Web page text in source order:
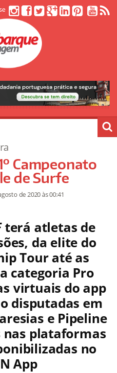
Campeonato
de Surfe
de 2020às 00:41
terá atletas de
da elite do
Tour até as
categoria Pro
virtuais do app
disputadas em
e Pipeline
plataformas
no
App